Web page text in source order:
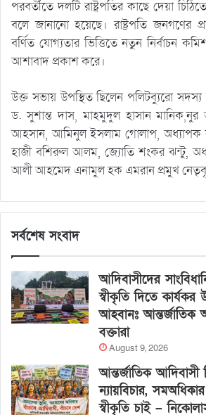
পরবর্তীতে দলটি রাষ্ট্রপতির কাছে দেয়া
বলে জানানো হয়েছে। রাষ্ট্রপতি জনগণের
বর্ণিত যোগ্যতার ভিত্তিতে নতুন নির্বাচন
আশাবাদ প্রকাশ করে।
উক্ত সভায় উপস্থিত ছিলেন পলিটব্যুরো
ড. সুশান্ত দাস, মাহমুদুল হাসান
আহসান, আমিনুল ইসলাম গোলাপ, অধ্যাপক
হাজী বশিরুল আলম, জ্যোতি শংকর ঝন্টু,
আলী আহমেদ এনামুল হক এমরান প্রমুখ
সর্বশেষ সংবাদ
আদিবাসীদের
স্বীকৃতি দিতে
আহবানঃ আন্তর্জাতিক
বক্তারা
August 9, 2026
আন্তর্জাতিক
ন্যায়বিচার,
স্বীকৃতি চাই –